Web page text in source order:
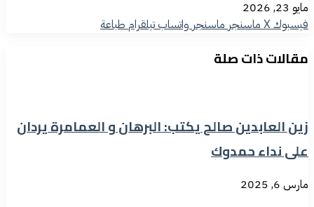
مايو 23, 2026
فيسبوك‫Xماسنجر ماسنجر واتسابتيلقرامطباعة
مقالات ذات صلة
زين العابدين صالح يكتب: البرهان و العمامرة يردان
على نداء حمدوك
مارس 6, 2025